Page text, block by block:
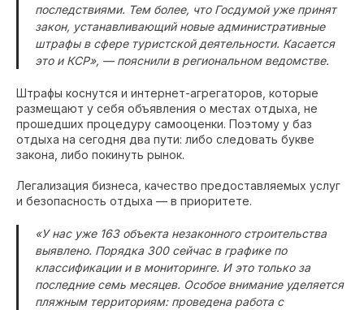
последствиями. Тем более, что Госдумой уже принят
закон, устанавливающий новые административные
штрафы в сфере туристской деятельности. Касается
это и КСР», — пояснили в региональном ведомстве.
Штрафы коснутся и интернет-агрегаторов, которые
размещают у себя объявления о местах отдыха, не
прошедших процедуру самооценки. Поэтому у баз
отдыха на сегодня два пути: либо следовать букве
закона, либо покинуть рынок.
Легализация бизнеса, качество предоставляемых услуг
и безопасность отдыха — в приоритете.
«У нас уже 163 объекта незаконного строительства
выявлено. Порядка 300 сейчас в графике по
классификации и в мониторинге. И это только за
последние семь месяцев. Особое внимание уделяется
пляжным территориям: проведена работа с